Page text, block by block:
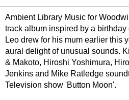
Ambient Library Music for
track album inspired by a
Leo drew for his mum earlier this
aural delight of unusual sounds.
& Makoto, Hiroshi Yoshimura,
Jenkins and Mike Ratledge
Television show 'Button Moon'.